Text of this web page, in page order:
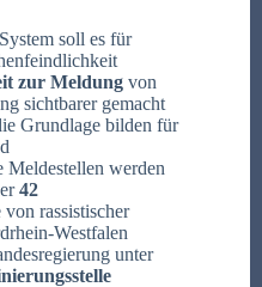
soll es für
zur Meldung von
sichtbarer gemacht
Grundlage bilden für
Meldestellen werden
42
rassistischer
Westfalen
unter